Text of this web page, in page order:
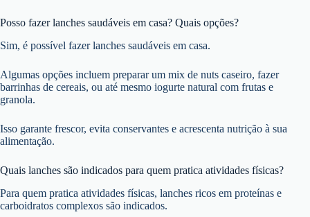
Posso fazer lanches saudáveis em casa? Quais opções?
Sim, é possível fazer lanches saudáveis em casa.
Algumas opções incluem preparar um mix de nuts caseiro, fazer
barrinhas de cereais, ou até mesmo iogurte natural com frutas e
granola.
Isso garante frescor, evita conservantes e acrescenta nutrição à sua
alimentação.
Quais lanches são indicados para quem pratica atividades físicas?
Para quem pratica atividades físicas, lanches ricos em proteínas e
carboidratos complexos são indicados.